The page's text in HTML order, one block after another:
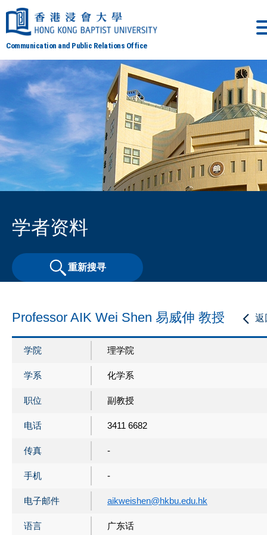
Communication and Public Relations Office
学者资料
重新搜寻
返
Professor AIK Wei Shen 易威伸 教授
学院 理学院
学系 化学系
职位 副教授
电话 3411 6682
传真 -
手机 -
电子邮件 aikweishen@hkbu.edu.hk
语言 广东话